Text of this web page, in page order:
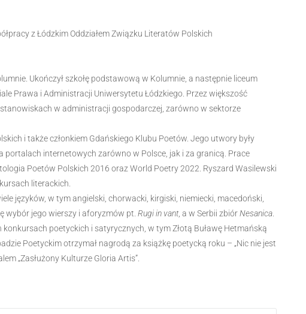
z Łódzkim Oddziałem Związku Literatów Polskich
Ukończył szkołę podstawową w Kolumnie, a następnie liceum
Prawa i Administracji Uniwersytetu Łódzkiego. Przez większość
w administracji gospodarczej, zarówno w sektorze
i także członkiem Gdańskiego Klubu Poetów. Jego utwory były
internetowych zarówno w Polsce, jak i za granicą. Prace
Poetów Polskich 2016 oraz World Poetry 2022. Ryszard Wasilewski
literackich.
języków, w tym angielski, chorwacki, kirgiski, niemiecki, macedoński,
wybór jego wierszy i aforyzmów pt. Rugi in vant, a w Serbii zbiórNesanica
poetyckich i satyrycznych, w tym Złotą Buławę Hetmańską
Poetyckim otrzymał nagrodą za książkę poetycką roku – „Nic nie jest
„Zasłużony Kulturze Gloria Artis”.